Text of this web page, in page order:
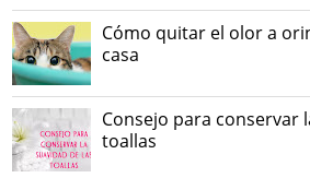
Cómo quitar el olor a
casa
Consejo para conservar
toallas